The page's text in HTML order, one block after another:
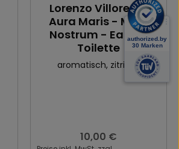
Lorenzo Villoresi -
Aura Maris - Mare
Nostrum - Eau de
Toilette
aromatisch, zitrisch
Regulärer Preis:
10,00 €